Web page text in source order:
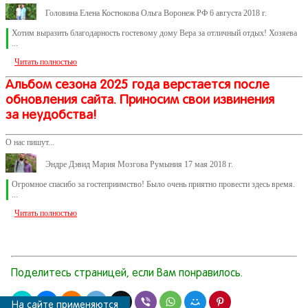
На сайте применяются
Головина Елена Костюкова Ольга Воронеж РФ 6 августа 2018 г.
Хотим выразить благодарность гостевому дому Вера за отличный отдых! Хозяева
Читать полностью
Альбом сезона 2025 года верстается после
обновления сайта. Приносим свои извинения
за неудобства!
О нас пишут...
Эндре Дэвид Мария Мозгова Румыния 17 мая 2018 г.
Огромное спасибо за гостеприимство! Было очень приятно провести здесь время.
...
Читать полностью
Поделитесь страницей, если Вам понравилось.